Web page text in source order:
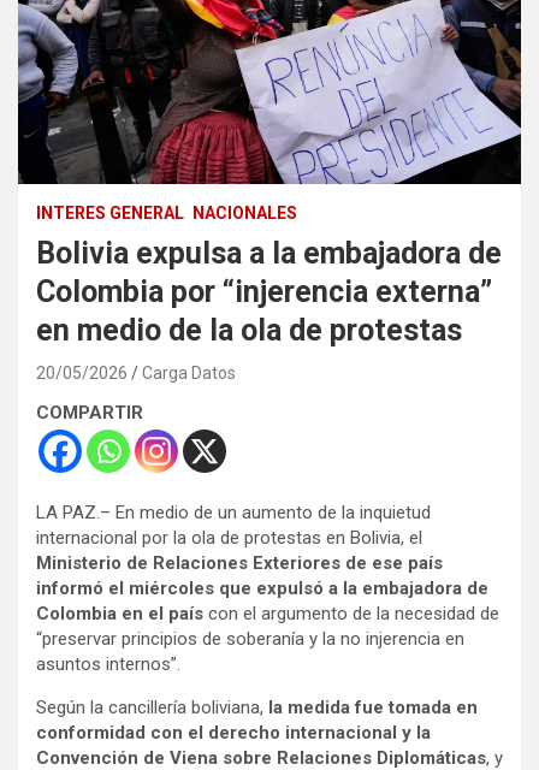
INTERES GENERAL NACIONALES
Bolivia expulsa a la embajadora de
Colombia por “injerencia externa”
en medio de la ola de protestas
20/05/2026 Carga Datos
COMPARTIR
LA PAZ.– En medio de un aumento de la inquietud
internacional por la ola de protestas en Bolivia, el
Ministerio de Relaciones Exteriores de ese país
informó el miércoles que expulsó a la embajadora de
Colombia en el país con el argumento de la necesidad de
“preservar principios de soberanía y la no injerencia en
asuntos internos”.
Según la cancillería boliviana, la medida fue tomada en
conformidad con el derecho internacional y la
Convención de Viena sobre Relaciones Diplomáticas, y